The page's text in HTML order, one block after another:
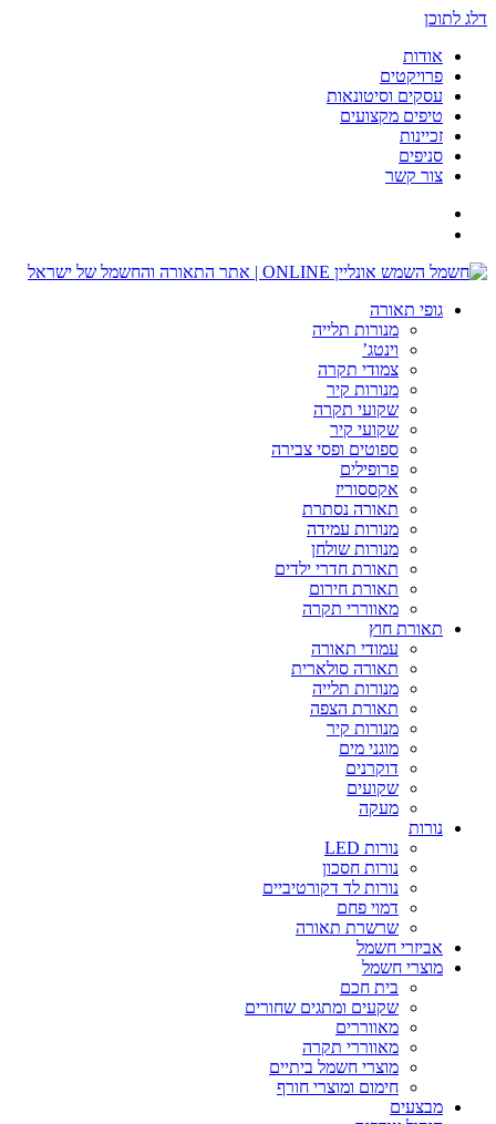
דלג לתוכן
אודות
פרויקטים
עסקים וסיטונאות
טיפים מקצועים
זכיינות
סניפים
צור קשר
גופי תאורה
מנורות תלייה
וינטג’
צמודי תקרה
מנורות קיר
שקועי תקרה
שקועי קיר
ספוטים ופסי צבירה
פרופילים
אקססוריז
תאורה נסתרת
מנורות עמידה
מנורות שולחן
תאורת חדרי ילדים
תאורת חירום
מאווררי תקרה
תאורת חוץ
עמודי תאורה
תאורה סולארית
מנורות תלייה
תאורת הצפה
מנורות קיר
מוגני מים
דוקרנים
שקועים
מעקה
נורות
נורות LED
נורות חסכון
נורות לד דקורטיביים
דמוי פחם
שרשרת תאורה
אביזרי חשמל
מוצרי חשמל
בית חכם
שקעים ומתגים שחורים
מאווררים
מאווררי תקרה
מוצרי חשמל ביתיים
חימום ומוצרי חורף
מבצעים